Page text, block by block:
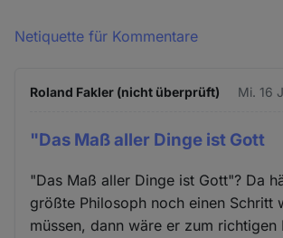
Netiquette für Kommentare
Roland Fakler (nicht überprüft) Mi. 16
"Das Maß aller Dinge ist Gott
"Das Maß aller Dinge ist Gott"? Da
größte Philosoph noch einen Schritt
müssen, dann wäre er zum richtigen